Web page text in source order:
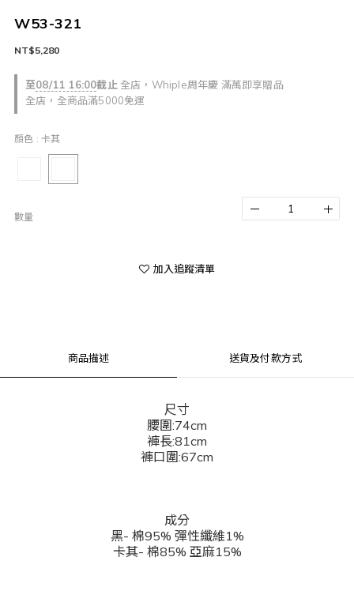
W53-321
至08/11 16:00截止 全店，Whiple周年慶 滿萬即享贈品
全店，全商品滿5000免運
NT$5,280
顏色 : 卡其
數量
加入追蹤清單
商品描述 送貨及付款方式
尺寸
腰圍:74cm
褲長:81cm
褲口圍:67cm
成分
黑- 棉95% 彈性纖維1%
卡其- 棉85% 亞麻15%